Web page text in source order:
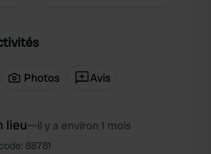
Photos Avis
lieu—il y a environ 1 mois
88781